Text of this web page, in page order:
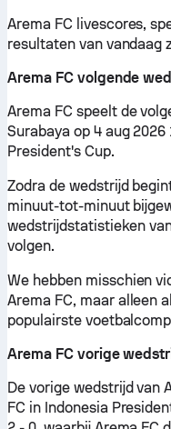
Arema FC livescores,
resultaten van vandaag
Arema FC volgende
Arema FC speelt de
Surabaya op 4 aug 2026
President's Cup.
Zodra de wedstrijd
minuut-tot-minuut
wedstrijdstatistieken
volgen.
We hebben misschien
Arema FC, maar alleen
populairste
Arema FC vorige
De vorige wedstrijd van
FC in Indonesia